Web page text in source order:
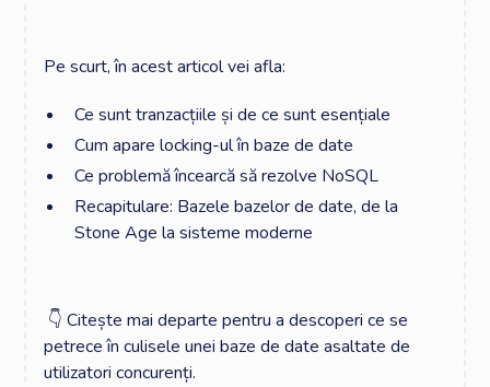
Pe scurt, în acest articol vei afla: ‍
Ce sunt tranzacțiile și de ce sunt esențiale
Cum apare locking-ul în baze de date
Ce problemă încearcă să rezolve NoSQL
Recapitulare: Bazele bazelor de date, de la
Stone Age la sisteme moderne
‍ 👇 Citește mai departe pentru a descoperi ce se
petrece în culisele unei baze de date asaltate de
utilizatori concurenți. ‍